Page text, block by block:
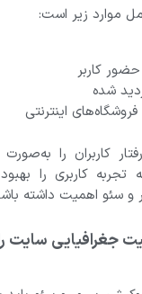
موارد زیر است:
کاربر
شده
اینترنتی
کاربران را
کاربری را
سئو اهمیت داشته
جغرافیایی